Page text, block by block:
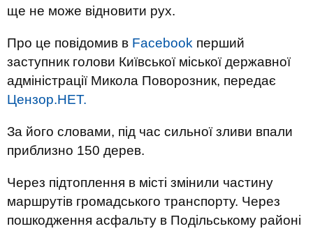
ще не може відновити рух.
Про це повідомив в Facebook перший
заступник голови Київської міської державної
адміністрації Микола Поворозник, передає
Цензор.НЕТ.
За його словами, під час сильної зливи впали
приблизно 150 дерев.
Через підтоплення в місті змінили частину
маршрутів громадського транспорту. Через
пошкодження асфальту в Подільському районі